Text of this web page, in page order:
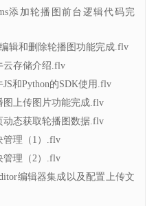
添加轮播图前台逻辑代码完
辑和删除轮播图功能完成.flv
云存储介绍.flv
和Python的SDK使用.flv
图上传图片功能完成.flv
动态获取轮播图数据.flv
管理（1）.flv
管理（2）.flv
编辑器集成以及配置上传文